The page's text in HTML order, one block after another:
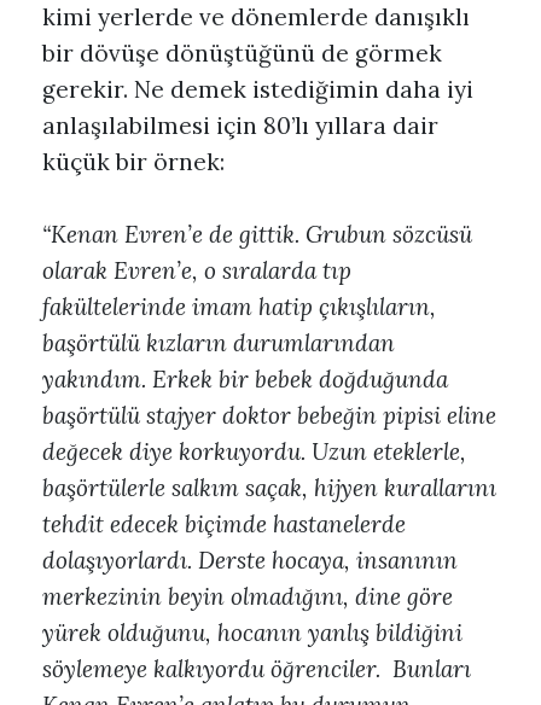
kimi yerlerde ve dönemlerde danışıklı
bir dövüşe dönüştüğünü de görmek
gerekir. Ne demek istediğimin daha iyi
anlaşılabilmesi için 80’lı yıllara dair
küçük bir örnek:
“Kenan Evren’e de gittik. Grubun sözcüsü
olarak Evren’e, o sıralarda tıp
fakültelerinde imam hatip çıkışlıların,
başörtülü kızların durumlarından
yakındım. Erkek bir bebek doğduğunda
başörtülü stajyer doktor bebeğin pipisi eline
değecek diye korkuyordu. Uzun eteklerle,
başörtülerle salkım saçak, hijyen kurallarını
tehdit edecek biçimde hastanelerde
dolaşıyorlardı. Derste hocaya, insanının
merkezinin beyin olmadığını, dine göre
yürek olduğunu, hocanın yanlış bildiğini
söylemeye kalkıyordu öğrenciler. Bunları